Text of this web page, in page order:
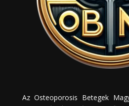
Az Osteoporosis Betegek